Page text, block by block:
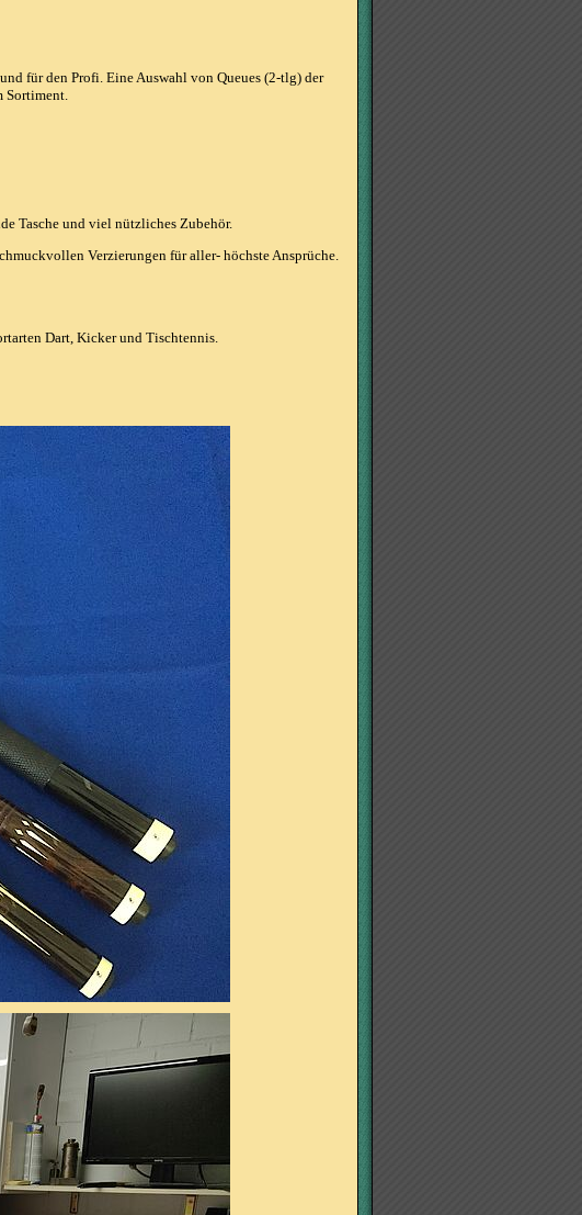
für den Profi. Eine Auswahl von Queues (2-tlg) der
Sortiment.
Tasche und viel nützliches Zubehör.
Verzierungen für aller- höchste Ansprüche.
Dart, Kicker und Tischtennis.